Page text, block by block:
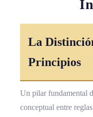
La
Principios
Un pilar fundamental
conceptual entre